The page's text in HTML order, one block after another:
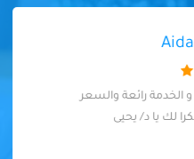
محسن فوزي
مركز روعه وبالذات الدكتوره روان الطب